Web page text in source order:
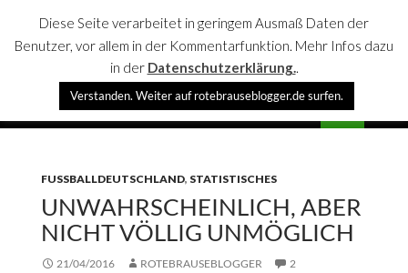
rotebrauseblogger
SPRINGE
FUSSBALLDEUTSCHLAND , STATISTISCHES
UNWAHRSCHEINLICH, ABER
NICHT VÖLLIG UNMÖGLICH
21/04/2016 ROTEBRAUSEBLOGGER
2
Diese Seite verarbeitet in geringem Ausmaß Daten der
Benutzer, vor allem in der Kommentarfunktion. Mehr Infos dazu
in der Datenschutzerklärung..
Verstanden. Weiter auf rotebrauseblogger.de surfen.